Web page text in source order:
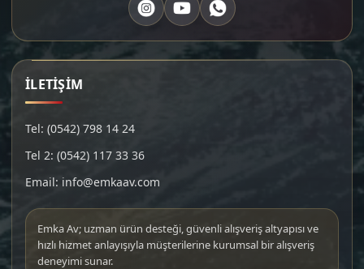
İLETİŞİM
Tel: (0542) 798 14 24
Tel 2: (0542) 117 33 36
Email: info@emkaav.com
Emka Av; uzman ürün desteği, güvenli alışveriş altyapısı ve
hızlı hizmet anlayışıyla müşterilerine kurumsal bir alışveriş
deneyimi sunar.